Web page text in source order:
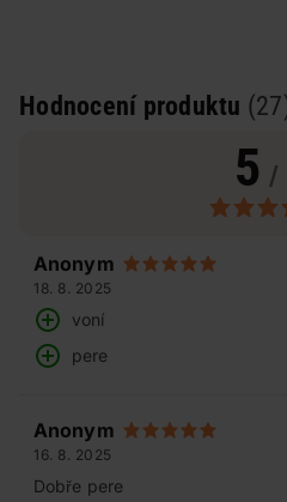
Hodnocení produktu
5 /
Anonym
18. 8. 2025
voní
pere
Anonym
16. 8. 2025
Dobře pere